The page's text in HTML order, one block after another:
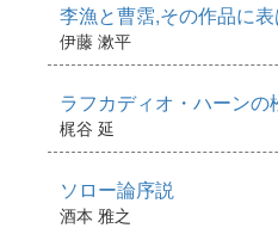
李漁と曹霑,その作品に
伊藤 漱平
ラフカディオ・ハーン
梶谷 延
ソロー論序説
酒本 雅之